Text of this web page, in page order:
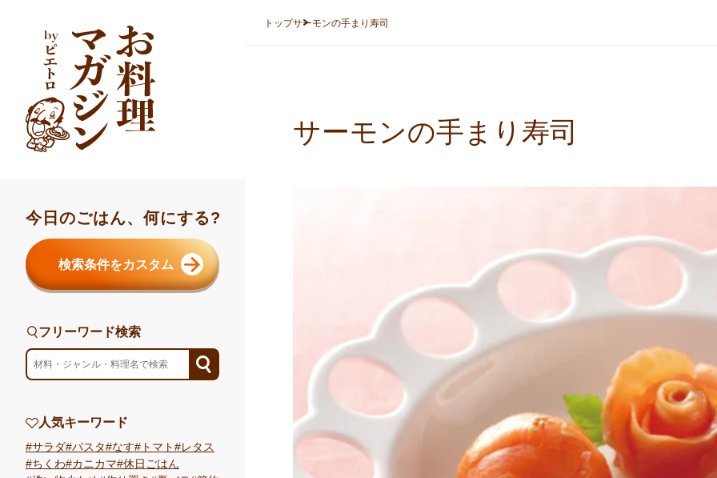
今日のごはん、何にする?
検索条件をカスタム
フリーワード検索
フリーワード検索
人気キーワード
サラダ パスタ なす トマト
レタス
ちくわ
カニカマ 休日ごはん
トップサーモンの手まり寿司
サーモンの手まり寿司